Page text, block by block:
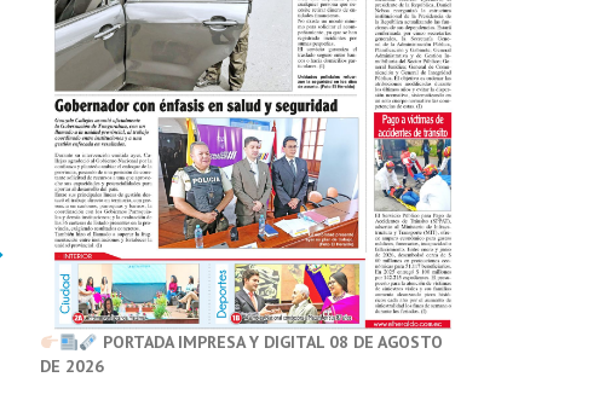
PORTADA IMPRESA Y DIGITAL 08 DE AGOSTO
DE 2026